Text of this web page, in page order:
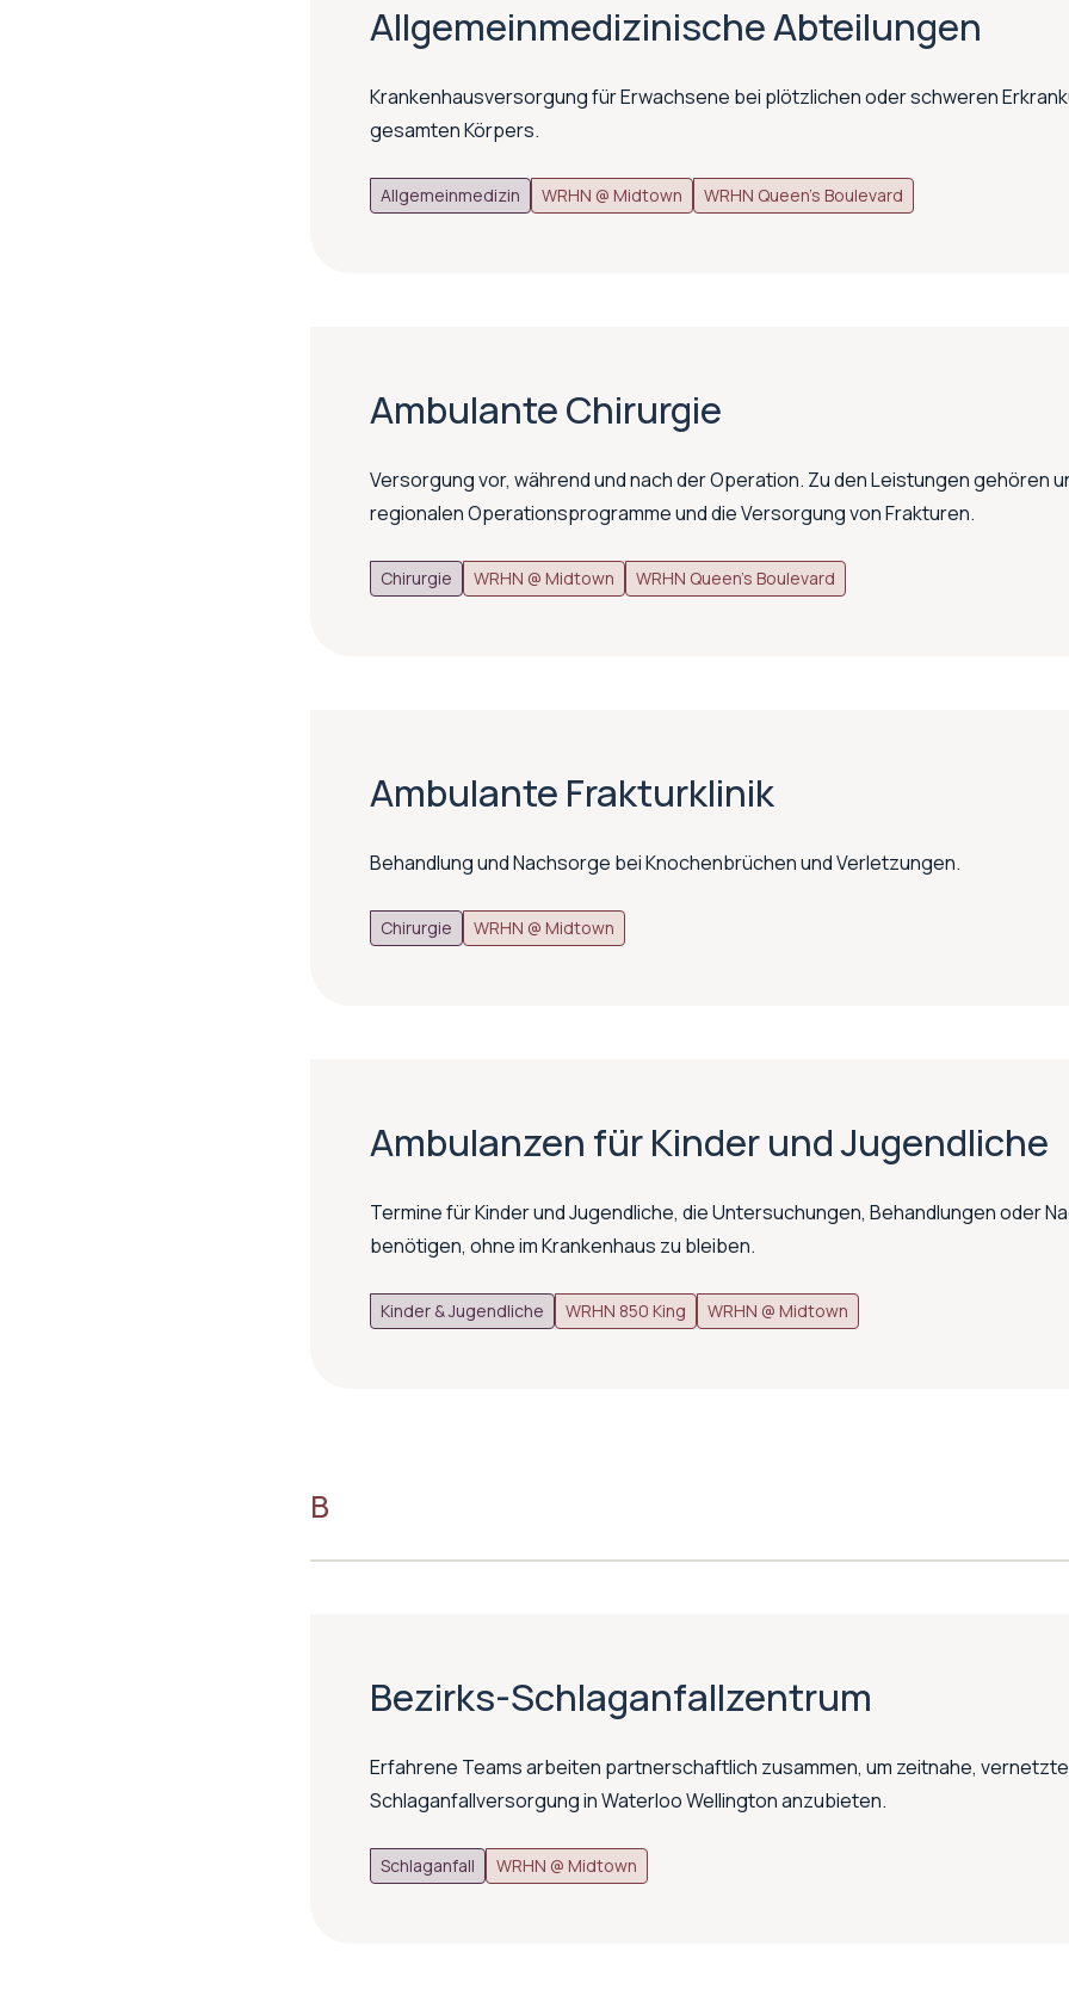
Allgemeinmedizinische Abteilungen
Krankenhausversorgung für Erwachsene bei plötzlichen oder schweren
gesamten Körpers.
Allgemeinmedizin WRHN @ Midtown WRHN Queen's Boulevard
Ambulante Chirurgie
Versorgung vor, während und nach der Operation. Zu den Leistungen gehören
regionalen Operationsprogramme und die Versorgung von Frakturen.
Chirurgie WRHN @ Midtown WRHN Queen's Boulevard
Ambulante Frakturklinik
Behandlung und Nachsorge bei Knochenbrüchen und Verletzungen.
Chirurgie WRHN @ Midtown
Ambulanzen für Kinder und Jugendliche
Termine für Kinder und Jugendliche, die Untersuchungen, Behandlungen oder
benötigen, ohne im Krankenhaus zu bleiben.
Kinder & Jugendliche WRHN 850 King WRHN @ Midtown
B
Bezirks-Schlaganfallzentrum
Erfahrene Teams arbeiten partnerschaftlich zusammen, um zeitnahe, vernetzte
Schlaganfallversorgung in Waterloo Wellington anzubieten.
Schlaganfall WRHN @ Midtown